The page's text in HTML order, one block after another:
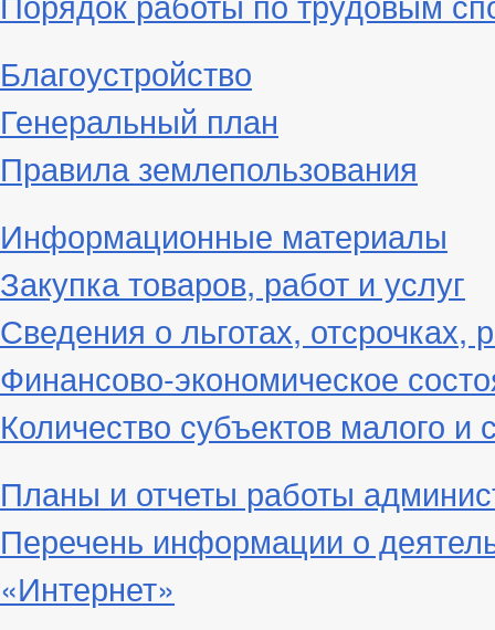
Благоустройство
Генеральный план
Правила землепользования
Информационные материалы
Закупка товаров, работ и услуг
Сведения о льготах, отсрочках,
Финансово-экономическое
Количество субъектов малого и
Планы и отчеты работы
Перечень информации о
«Интернет»